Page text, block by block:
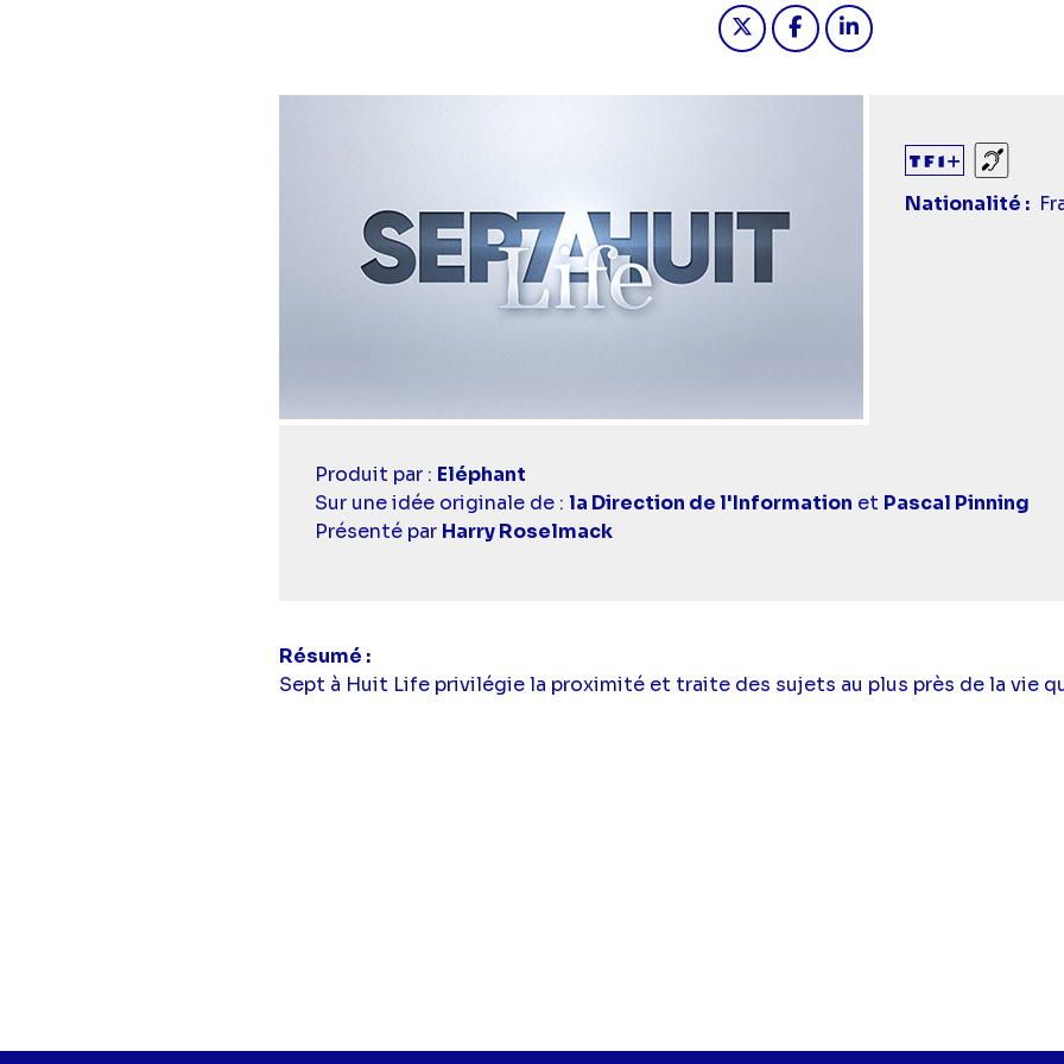
Partager "2024-11-24 17:20 -
Partager "2024-11-24
Sourds
Nationalité
Casting
simba
Produit par : Eléphant
Sur une idée originale de : la Direction de l'Information et Pascal Pinning
Présenté par Harry Roselmack
Résumé
Sept à Huit Life privilégie la proximité et traite des sujets au plus près de la vie